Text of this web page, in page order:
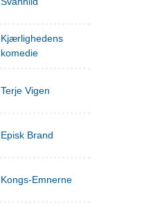
Kjærlighedens
komedie
Terje Vigen
Episk Brand
Kongs-Emnerne